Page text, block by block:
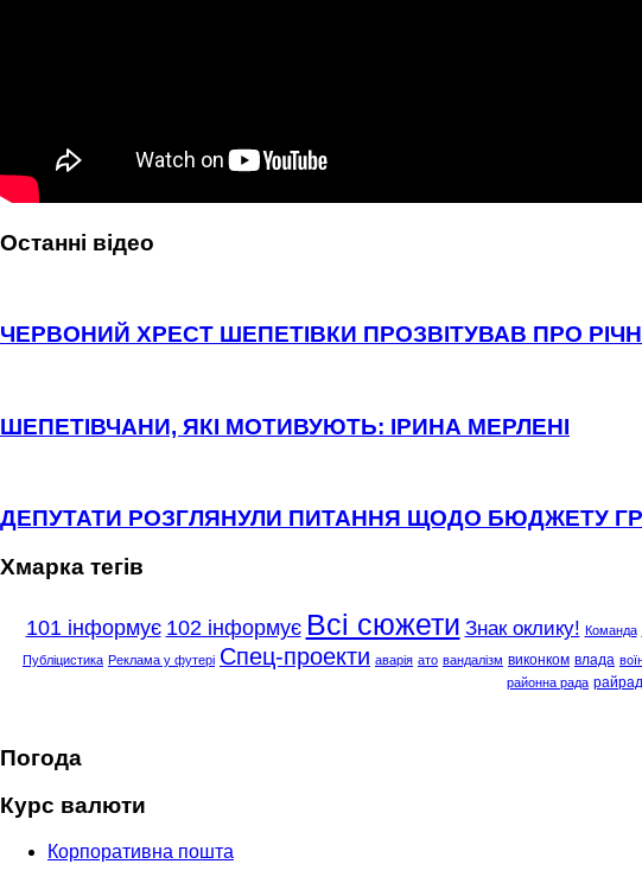
Останні відео
ЧЕРВОНИЙ ХРЕСТ ШЕПЕТІВКИ ПРОЗВІТУВАВ ПРО
ШЕПЕТІВЧАНИ, ЯКІ МОТИВУЮТЬ: ІРИНА МЕРЛЕНІ
ДЕПУТАТИ РОЗГЛЯНУЛИ ПИТАННЯ ЩОДО БЮДЖЕТУ
Хмарка тегів
101 інформує 102 інформує Всі сюжети Знак оклику! Команда
Публіцистика Реклама у футері Спец-проекти аварія ато вандалізм виконком влада
районна рада
Погода
Курс валюти
Корпоративна пошта